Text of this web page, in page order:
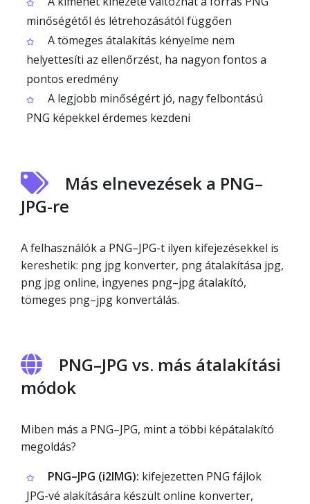
minőségétől és létrehozásától függően
A tömeges átalakítás kényelme nem
helyettesíti az ellenőrzést, ha nagyon fontos a
pontos eredmény
A legjobb minőségért jó, nagy felbontású
PNG képekkel érdemes kezdeni
Más elnevezések a PNG–
JPG-re
A felhasználók a PNG–JPG-t ilyen kifejezésekkel is
kereshetik: png jpg konverter, png átalakítása jpg,
png jpg online, ingyenes png–jpg átalakító,
tömeges png–jpg konvertálás.
PNG–JPG vs. más átalakítási
módok
Miben más a PNG–JPG, mint a többi képátalakító
megoldás?
PNG–JPG (i2IMG): kifejezetten PNG fájlok
JPG-vé alakítására készült online konverter,